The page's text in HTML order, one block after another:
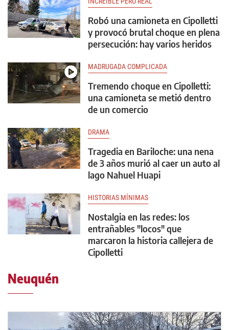
Robó una camioneta en Cipolletti
y provocó brutal choque en plena
persecución: hay varios heridos
MADRUGADA COMPLICADA
Tremendo choque en Cipolletti:
una camioneta se metió dentro
de un comercio
DRAMA
Tragedia en Bariloche: una nena
de 3 años murió al caer un auto al
lago Nahuel Huapi
HISTORIAS MÍNIMAS
Nostalgia en las redes: los
entrañables "locos" que
marcaron la historia callejera de
Cipolletti
Neuquén